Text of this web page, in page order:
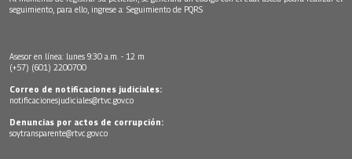
seguimiento, para ello, ingrese a: Seguimiento de PQRS
Asesor en línea: lunes 9:30 a.m. - 12 m
(+57) (601) 2200700
Correo de notificaciones judiciales:
notificacionesjudiciales@rtvc.gov.co
Denuncias por actos de corrupción:
soytransparente@rtvc.gov.co